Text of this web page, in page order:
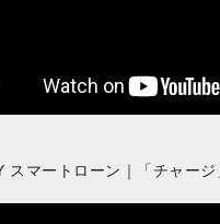
スマートローン｜「チャージ